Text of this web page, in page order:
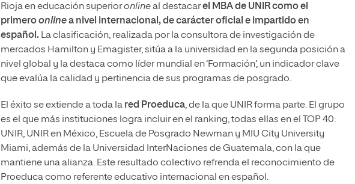
Rioja en educación superioronlineal destacarel MBA de UNIR como el
primeroonlinea nivel internacional, de carácter oficial e impartido en
español. La clasificación, realizada por la consultora de investigación de
mercados Hamilton y Emagister, sitúa a la universidad en la segunda posición a
nivel global y la destaca como líder mundial en ‘Formación’, un indicador clave
que evalúa la calidad y pertinencia de sus programas de posgrado.
El éxito se extiende a toda lared Proeduca, de la que UNIR forma parte. El grupo
es el que más instituciones logra incluir en el ranking, todas ellas en el TOP 40:
UNIR, UNIR en México, Escuela de Posgrado Newman y MIU City University
Miami, además de la Universidad InterNaciones de Guatemala, con la que
mantiene una alianza. Este resultado colectivo refrenda el reconocimiento de
Proeduca como referente educativo internacional en español.